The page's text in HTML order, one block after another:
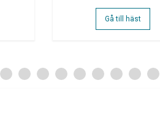
Gå till häst
10 11 12 13